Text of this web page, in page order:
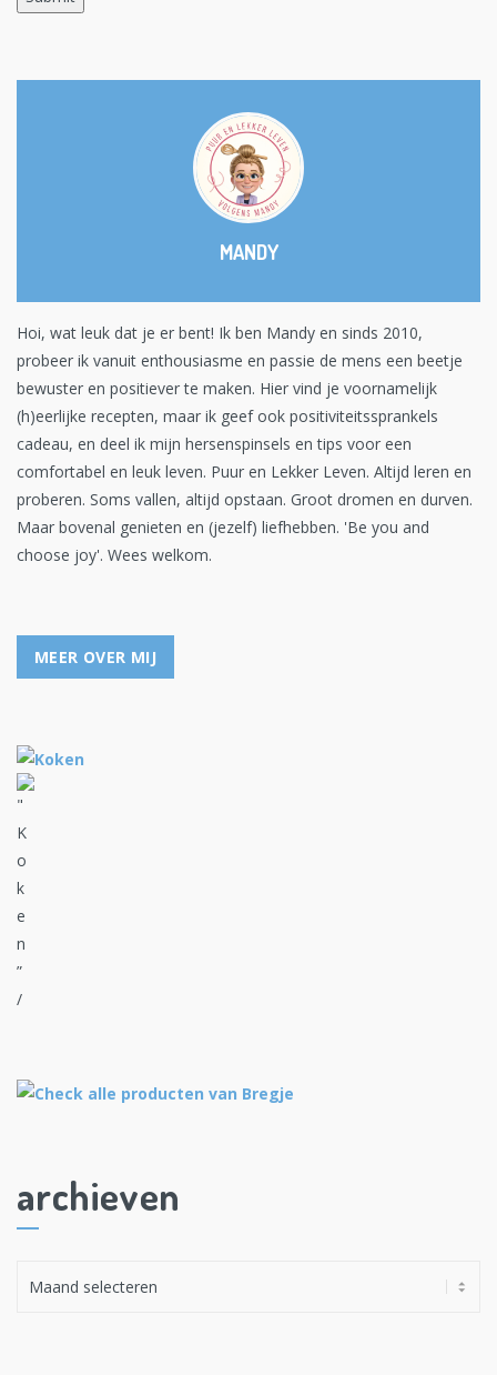
MANDY
Hoi, wat leuk dat je er bent! Ik ben Mandy en sinds 2010,
probeer ik vanuit enthousiasme en passie de mens een beetje
bewuster en positiever te maken. Hier vind je voornamelijk
(h)eerlijke recepten, maar ik geef ook positiviteitssprankels
cadeau, en deel ik mijn hersenspinsels en tips voor een
comfortabel en leuk leven. Puur en Lekker Leven. Altijd leren en
proberen. Soms vallen, altijd opstaan. Groot dromen en durven.
Maar bovenal genieten en (jezelf) liefhebben. 'Be you and
choose joy'. Wees welkom.
MEER OVER MIJ
archieven